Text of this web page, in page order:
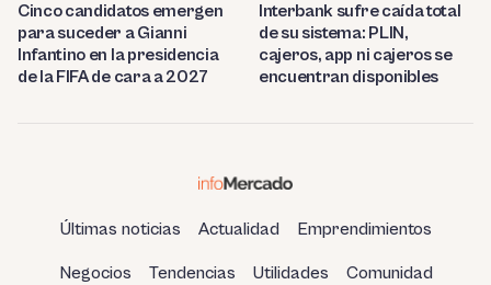
Cinco candidatos emergen
para suceder a Gianni
Infantino en la presidencia
de la FIFA de cara a 2027
Interbank sufre caída total
de su sistema: PLIN,
cajeros, app ni cajeros se
encuentran disponibles
Últimas noticias Actualidad Emprendimientos
Negocios Tendencias Utilidades Comunidad